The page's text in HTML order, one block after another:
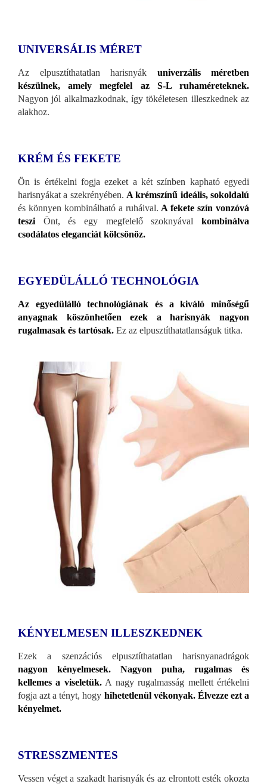
UNIVERSÁLIS MÉRET
Az elpusztíthatatlan harisnyák univerzális méretben
készülnek, amely megfelel az S-L ruhaméreteknek.
Nagyon jól alkalmazkodnak, így tökéletesen illeszkednek az
alakhoz.
KRÉM ÉS FEKETE
Ön is értékelni fogja ezeket a két színben kapható egyedi
harisnyákat a szekrényében. A krémszínű ideális, sokoldalú
és könnyen kombinálható a ruháival. A fekete szín vonzóvá
teszi Önt, és egy megfelelő szoknyával kombinálva
csodálatos eleganciát kölcsönöz.
EGYEDÜLÁLLÓ TECHNOLÓGIA
Az egyedülálló technológiának és a kiváló minőségű
anyagnak köszönhetően ezek a harisnyák nagyon
rugalmasak és tartósak. Ez az elpusztíthatatlanságuk titka.
KÉNYELMESEN ILLESZKEDNEK
Ezek a szenzációs elpusztíthatatlan harisnyanadrágok
nagyon kényelmesek. Nagyon puha, rugalmas és
kellemes a viseletük.A nagy rugalmasság mellett értékelni
fogja azt a tényt, hogy hihetetlenül vékonyak. Élvezze ezt a
kényelmet.
STRESSZMENTES
Vessen véget a szakadt harisnyák és az elrontott esték okozta